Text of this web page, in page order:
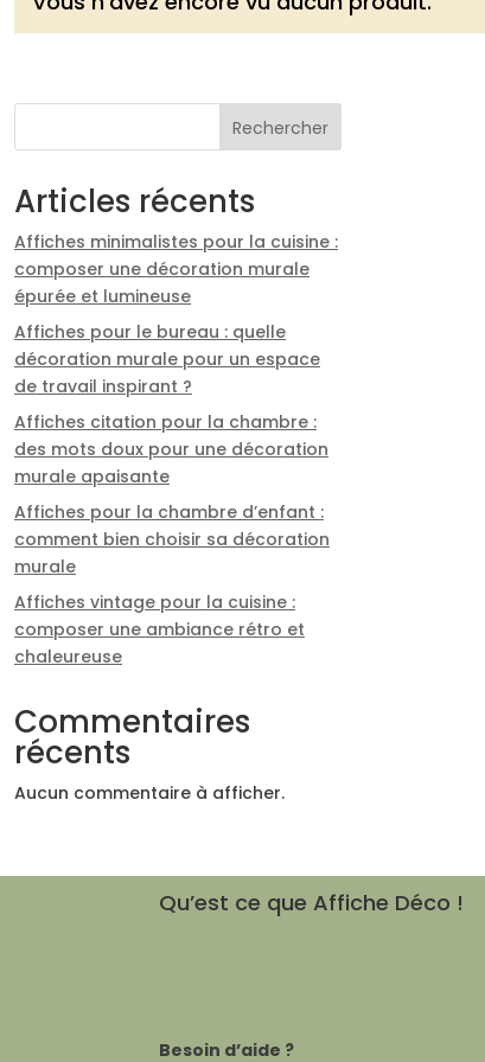
Rechercher
Articles récents
Affiches minimalistes pour la cuisine :
composer une décoration murale
épurée et lumineuse
Affiches pour le bureau : quelle
décoration murale pour un espace
de travail inspirant ?
Affiches citation pour la chambre :
des mots doux pour une décoration
murale apaisante
Affiches pour la chambre d’enfant :
comment bien choisir sa décoration
murale
Affiches vintage pour la cuisine :
composer une ambiance rétro et
chaleureuse
Commentaires
récents
Aucun commentaire à afficher.
Qu’est ce que Affiche Déco !
Besoin d’aide ?